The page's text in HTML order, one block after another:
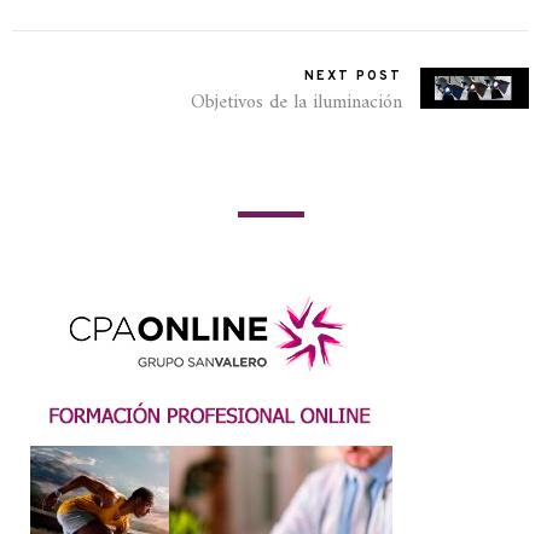
NEXT POST
Objetivos de la iluminación